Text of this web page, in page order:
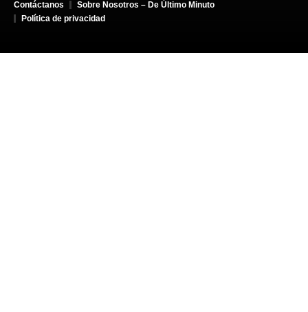
Contáctanos
Sobre Nosotros – De Último Minuto
Política de privacidad